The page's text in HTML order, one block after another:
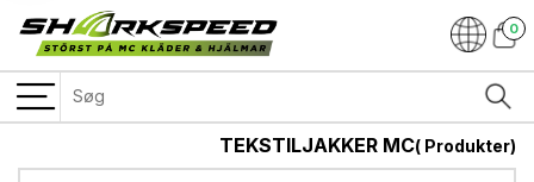
0
TEKSTILJAKKER MC( Produkter)